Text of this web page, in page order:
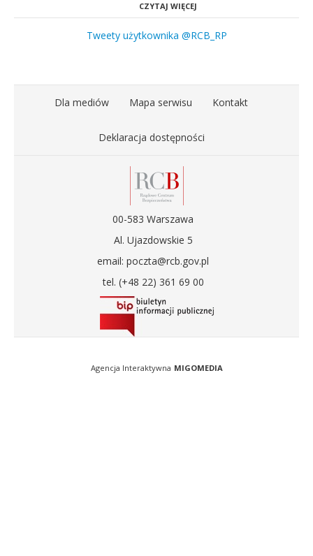
CZYTAJ WIĘCEJ
Tweety użytkownika @RCB_RP
Dla mediów Mapa serwisu Kontakt
Deklaracja dostępności
00-583 Warszawa
Al. Ujazdowskie 5
email: poczta@rcb.gov.pl
tel. (+48 22) 361 69 00
Agencja Interaktywna MIGOMEDIA